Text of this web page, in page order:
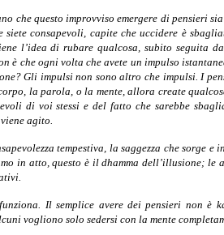
che questo improvviso emergere di pensieri
siete consapevoli, capite che uccidere è
l’idea di rubare qualcosa, subito seguita
è che ogni volta che avete un impulso
Gli impulsi non sono altro che impulsi. I
la parola, o la mente, allora create
di voi stessi e del fatto che sarebbe
agito.
tempestiva, la saggezza che sorge
in atto, questo è il dhamma dell’illusione; le
Il semplice avere dei pensieri non è
vogliono solo sedersi con la mente